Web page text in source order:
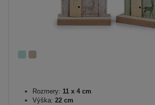
Rozmery: 11 x 4 cm
Výška: 22 cm